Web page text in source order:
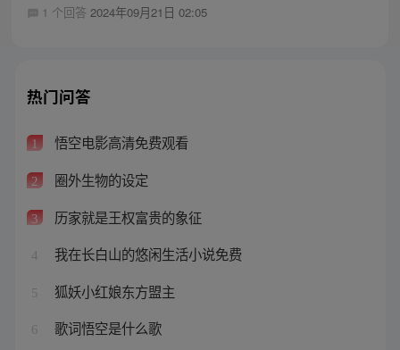
1 个回答 2024年09月21日 02:05
热门问答
1 悟空电影高清免费观看
2 圈外生物的设定
3 历家就是王权富贵的象征
4 我在长白山的悠闲生活小说免费
5 狐妖小红娘东方盟主
6 歌词悟空是什么歌